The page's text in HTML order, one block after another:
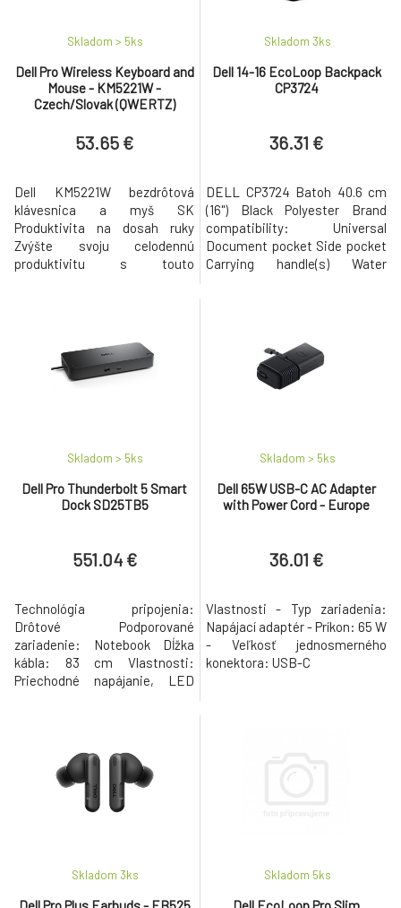
Dell Pro Wireless Keyboard and
Mouse - KM5221W -
Czech/Slovak (QWERTZ)
Skladom > 5ks
53.65 €
Dell KM5221W bezdrôtová
klávesnica a myš SK
Produktivita na dosah ruky
Zvýšte svoju celodennú
produktivitu s touto
programovateľným rolovacím
kolieskom získate rýchly
Dell 14-16 EcoLoop Backpack
CP3724
Skladom 3ks
36.31 €
DELL CP3724 Batoh 40.6 cm
(16") Black Polyester Brand
compatibility: Universal
Document pocket Side pocket
Carrying handle(s) Water
Dell Pro Thunderbolt 5 Smart
Dock SD25TB5
Skladom > 5ks
551.04 €
Technológia pripojenia:
Drôtové Podporované
zariadenie: Notebook Dĺžka
kábla: 83 cm Vlastnosti:
Priechodné napájanie, LED
(systémy Dell), 240W (systémy
iné ako Dell) Technológia
Ethernet: 2,5 Gigabit Ethernet
Maximálny výkon zdroja
Dell 65W USB-C AC Adapter
with Power Cord - Europe
Skladom > 5ks
36.01 €
Vlastnosti - Typ zariadenia:
Napájací adaptér - Príkon: 65 W
- Veľkosť jednosmerného
konektora: USB-C
Skladom 3ks Skladom 5ks